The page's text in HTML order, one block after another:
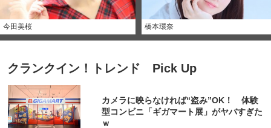
今田美桜 橋本環奈
クランクイン！トレンド Pick Up
カメラに映らなければ“盗み”OK！ 体験
型コンビニ「ギガマート展」がヤバすぎた
ｗ